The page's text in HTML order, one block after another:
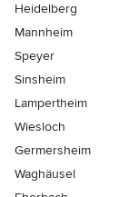
Heidelberg
Mannheim
Speyer
Sinsheim
Lampertheim
Wiesloch
Germersheim
Waghäusel